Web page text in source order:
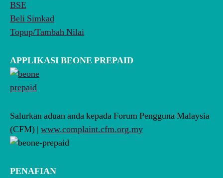
BSE
Beli Simkad
Topup/Tambah Nilai
APPLIKASI BEONE PREPAID
Salurkan aduan anda kepada Forum Pengguna Malaysia
(CFM) | www.complaint.cfm.org.my
PENAFIAN